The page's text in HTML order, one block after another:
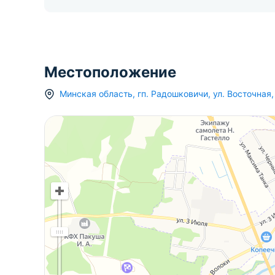
Местоположение
Минская область, гп. Радошковичи, ул. Восточная,